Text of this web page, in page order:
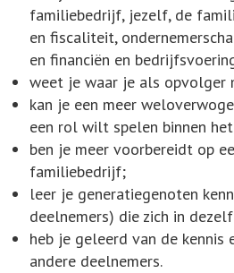
familiebedrijf, jezelf, de
en fiscaliteit,
en financiën en
weet je waar je als opvolger
kan je een meer
een rol wilt spelen binnen
ben je meer voorbereidt op
familiebedrijf;
leer je generatiegenoten
deelnemers) die zich in
heb je geleerd van de kennis
andere deelnemers.